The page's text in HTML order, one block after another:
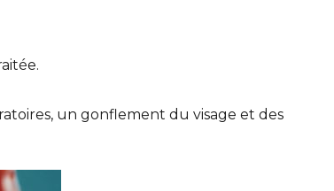
un gonflement du visage et des